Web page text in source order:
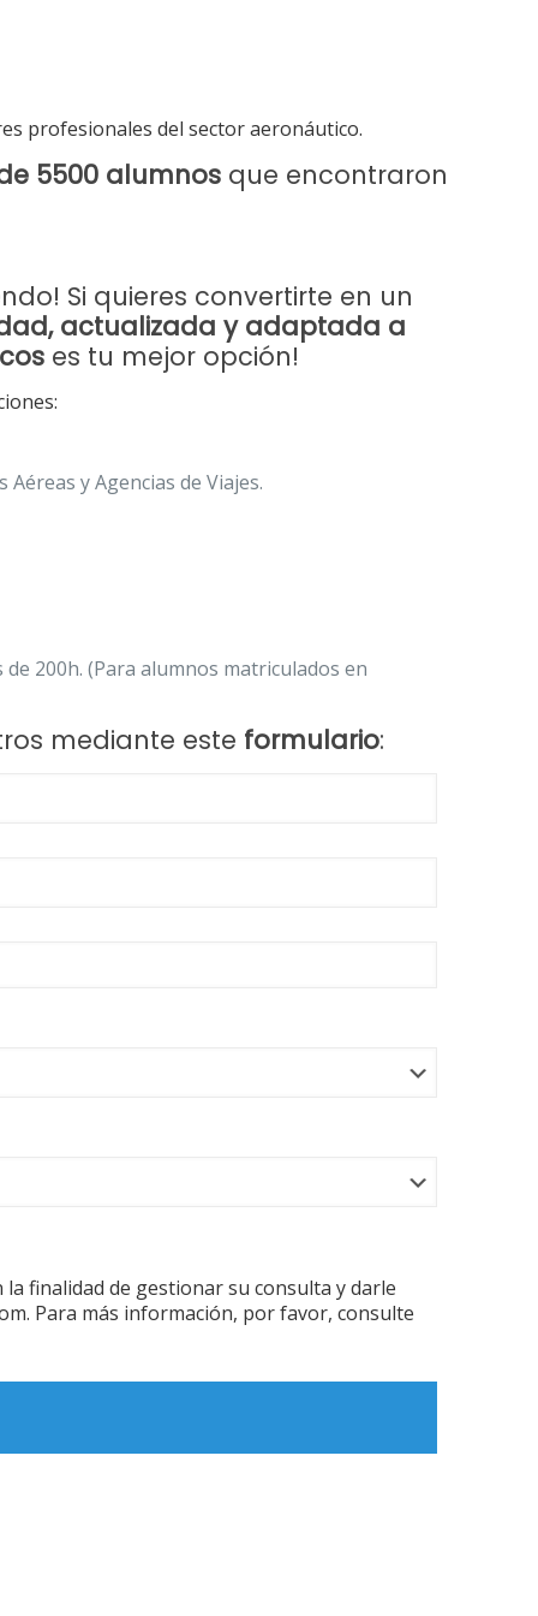
profesionales del sector aeronáutico.
5500 alumnos que encontraron
Si quieres convertirte en un
actualizada y adaptada a
es tu mejor opción!
y Agencias de Viajes.
200h. (Para alumnos matriculados en
mediante este formulario:
la finalidad de gestionar su consulta y darle
Para más información, por favor, consulte